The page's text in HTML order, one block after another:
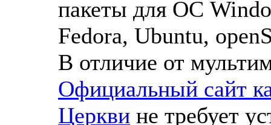
пакеты для ОС
Fedora, Ubuntu,
В отличие от
Официальный сайт
Церкви не требует